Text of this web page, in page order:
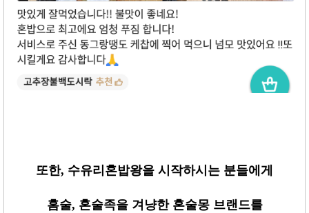
또한, 수유리혼밥왕을 시작하시는 분들에게
홈술, 혼술족을 겨냥한 혼술몽 브랜드를